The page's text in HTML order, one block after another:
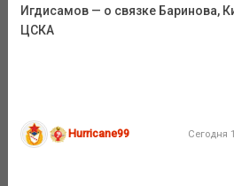
Игдисамов — о связке Баринова,
ЦСКА
Hurricane99 Сегодня